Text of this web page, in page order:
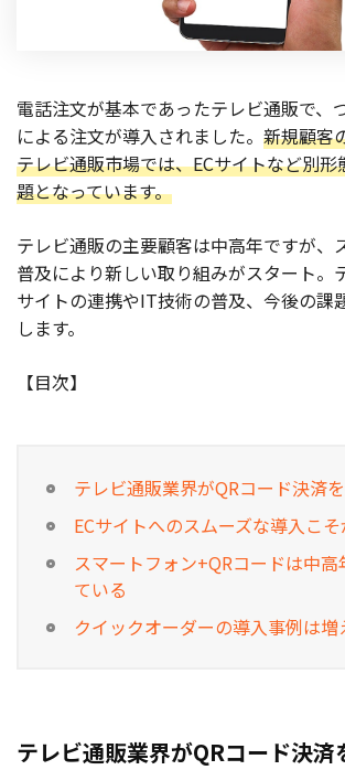
継続的に結果を出し続けるECサイトへ
ライセンス契約
内製化支援
導入事例
お役立ち記事
電話注文が基本であったテレビ通販で、
による注文が導入されました。 新規顧客
テレビ通販市場では、ECサイトなど別
題となっています。
テレビ通販の主要顧客は中高年ですが、
普及により新しい取り組みがスタート。
サイトの連携やIT技術の普及、今後の課
します。
【目次】
テレビ通販業界がQRコード決済
ECサイトへのスムーズな導入こ
スマートフォン+QRコードは中
ている
クイックオーダーの導入事例は増
テレビ通販業界がQRコード決済